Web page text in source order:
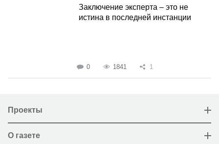
Заключение эксперта – это не
истина в последней инстанции
0 1841 1
Проекты
О газете